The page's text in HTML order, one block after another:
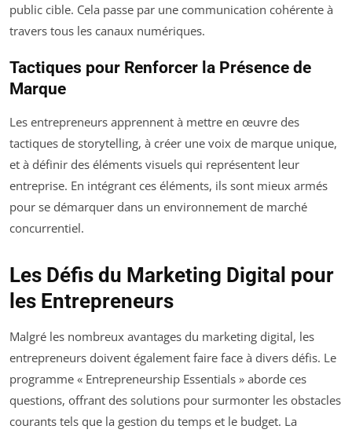
public cible. Cela passe par une communication cohérente à
travers tous les canaux numériques.
Tactiques pour Renforcer la Présence de
Marque
Les entrepreneurs apprennent à mettre en œuvre des
tactiques de storytelling, à créer une voix de marque unique,
et à définir des éléments visuels qui représentent leur
entreprise. En intégrant ces éléments, ils sont mieux armés
pour se démarquer dans un environnement de marché
concurrentiel.
Les Défis du Marketing Digital pour
les Entrepreneurs
Malgré les nombreux avantages du marketing digital, les
entrepreneurs doivent également faire face à divers défis. Le
programme « Entrepreneurship Essentials » aborde ces
questions, offrant des solutions pour surmonter les obstacles
courants tels que la gestion du temps et le budget. La